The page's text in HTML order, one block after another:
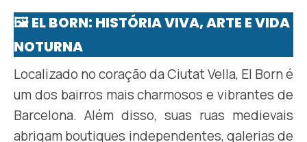
🖼️ EL BORN: HISTÓRIA VIVA, ARTE E VIDA
NOTURNA
Localizado no coração da Ciutat Vella, El Born é
um dos bairros mais charmosos e vibrantes de
Barcelona. Além disso, suas ruas medievais
abrigam boutiques independentes, galerias de